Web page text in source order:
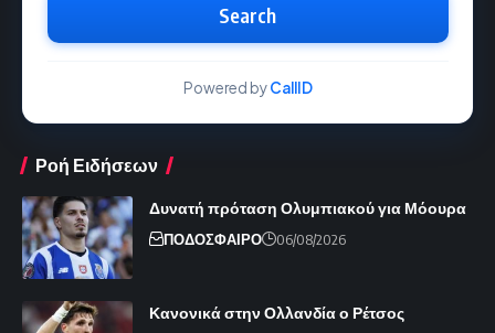
Search
Powered byCallID
Ροή Ειδήσεων
Δυνατή πρόταση Ολυμπιακού για Μόουρα
ΠΟΔΟΣΦΑΙΡΟ 06/08/2026
Κανονικά στην Ολλανδία ο Ρέτσος